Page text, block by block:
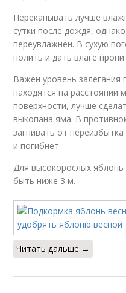
Перекапывать лучше
сутки после дождя,
переувлажнен. В сухую
полить и дать влаге
Важен уровень залегания
находятся на расстоянии
поверхности, лучше
выкопана яма. В
загнивать от
и погибнет.
Для высокорослых
быть ниже 3 м.
Читать дальше →